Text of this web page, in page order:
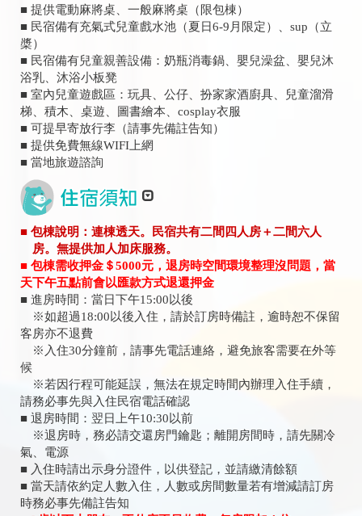
■ 提供電動麻將桌、一般麻將桌（限包棟）
■ 民宿備有充氣式兒童戲水池（夏日6-9月限定）、sup（立
槳）
■ 民宿備有兒童親善設備：奶瓶消毒鍋、嬰兒澡盆、嬰兒沐
浴乳、沐浴小板凳
■ 室內兒童遊戲區：玩具、公仔、扮家家酒廚具、兒童溜滑
梯、積木、桌遊、圖書繪本、cosplay衣服
■ 可提早寄放行李（請事先備註告知）
■ 提供免費無線WIFI上網
■ 當地旅遊諮詢
■ 包棟說明：連棟透天。民宿共有二間四人房＋二間六人
房。無提供加人加床服務。
■ 包棟需收押金＄5000元，退房時空間環境整理沒問題，當
天下午五點前會以匯款方式退還押金
■ 進房時間：當日下午15:00以後
※如超過18:00以後入住，請於訂房時備註，逾時恕不保留
客房亦不退費
※入住30分鐘前，請事先電話連絡，避免旅客需要在外等
候
※若因行程可能延誤，無法在規定時間內辦理入住手續，
請務必事先與入住民宿電話確認
■ 退房時間：翌日上午10:30以前
※退房時，務必請交還房門鑰匙；離開房間時，請先關冷
氣、電源
■ 入住時請出示身分證件，以供登記，並請繳清餘額
■ 當天請依約定人數入住，人數或房間數量若有增減請訂房
時務必事先備註告知